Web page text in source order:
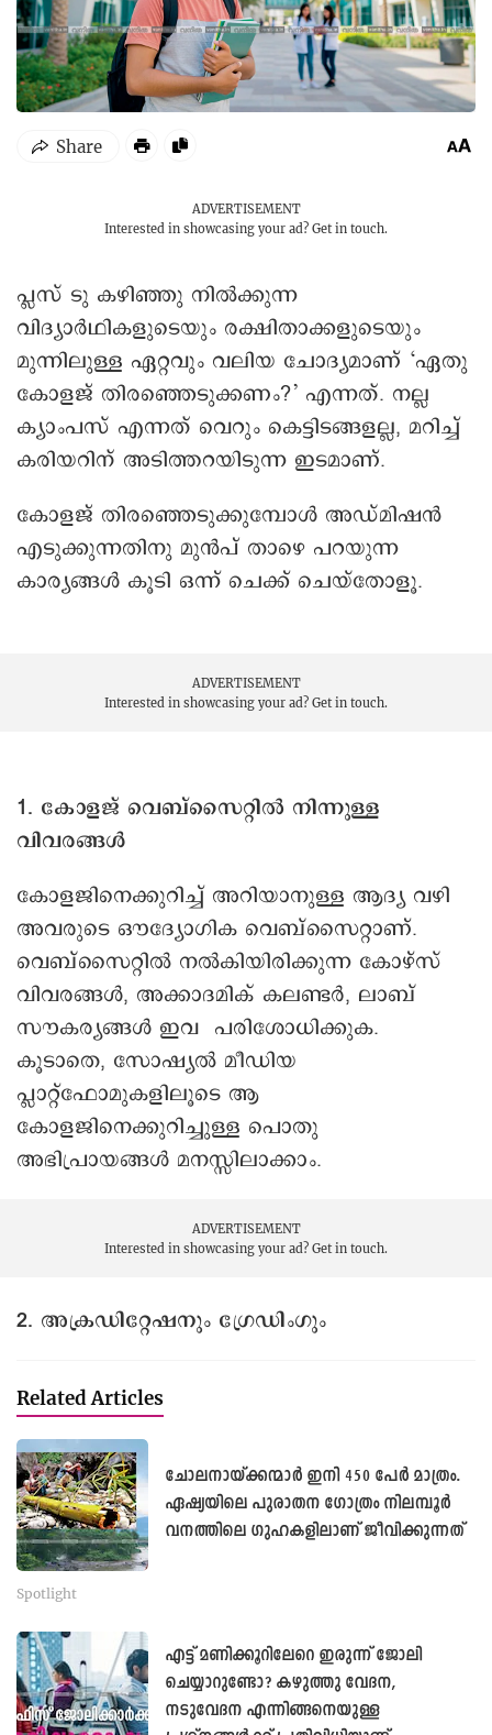
ADVERTISEMENT
Interested in showcasing your ad? Get in touch.
പ്ലസ് ടു കഴിഞ്ഞു നിൽക്കുന്ന
വിദ്യാർഥികളുടെയും രക്ഷിതാക്കളുടെയും
മുന്നിലുള്ള ഏറ്റവും വലിയ ചോദ്യമാണ് ‘ഏതു
കോളജ് തിരഞ്ഞെടുക്കണം?’ എന്നത്. നല്ല
ക്യാംപസ് എന്നത് വെറും കെട്ടിടങ്ങളല്ല, മറിച്ച്
കരിയറിന് അടിത്തറയിടുന്ന ഇടമാണ്.
കോളജ് തിരഞ്ഞെടുക്കുമ്പോൾ അഡ്മിഷൻ
എടുക്കുന്നതിനു മുൻപ് താഴെ പറയുന്ന
കാര്യങ്ങൾ കൂടി ഒന്ന് ചെക്ക് ചെയ്തോളൂ.
ADVERTISEMENT
Interested in showcasing your ad? Get in touch.
1. കോളജ് വെബ്‌സൈറ്റിൽ നിന്നുള്ള
വിവരങ്ങൾ
കോളജിനെക്കുറിച്ച് അറിയാനുള്ള ആദ്യ വഴി
അവരുടെ ഔദ്യോഗിക വെബ്‌സൈറ്റാണ്.
വെബ്‌സൈറ്റിൽ നൽകിയിരിക്കുന്ന കോഴ്‌സ്
വിവരങ്ങൾ, അക്കാദമിക് കലണ്ടർ, ലാബ്
സൗകര്യങ്ങൾ ഇവ പരിശോധിക്കുക.
കൂടാതെ, സോഷ്യൽ മീഡിയ
പ്ലാറ്റ്‌ഫോമുകളിലൂടെ ആ
കോളജിനെക്കുറിച്ചുള്ള പൊതു
അഭിപ്രായങ്ങൾ മനസ്സിലാക്കാം.
ADVERTISEMENT
Interested in showcasing your ad? Get in touch.
2. അക്രഡിറ്റേഷനും ഗ്രേഡിംഗും
Related Articles
ചോലനായ്ക്കന്മാർ ഇനി 450 പേർ മാത്രം.
ഏഷ്യയിലെ പുരാതന ഗോത്രം നിലമ്പൂർ
വനത്തിലെ ഗുഹകളിലാണ് ജീവിക്കുന്നത്
Spotlight
എട്ട് മണിക്കൂറിലേറെ ഇരുന്ന് ജോലി
ചെയ്യാറുണ്ടോ? കഴുത്തു വേദന,
നടുവേദന എന്നിങ്ങനെയുള്ള